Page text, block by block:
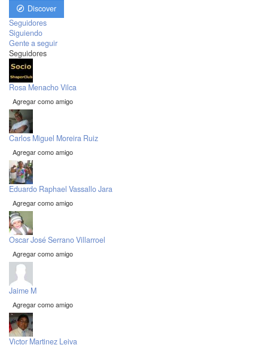
Discover
Seguidores
Siguiendo
Gente a seguir
Seguidores
Rosa Menacho Vilca
Agregar como amigo
Carlos Miguel Moreira Ruiz
Agregar como amigo
Eduardo Raphael Vassallo Jara
Agregar como amigo
Oscar José Serrano Villarroel
Agregar como amigo
Jaime M
Agregar como amigo
Victor Martinez Leiva